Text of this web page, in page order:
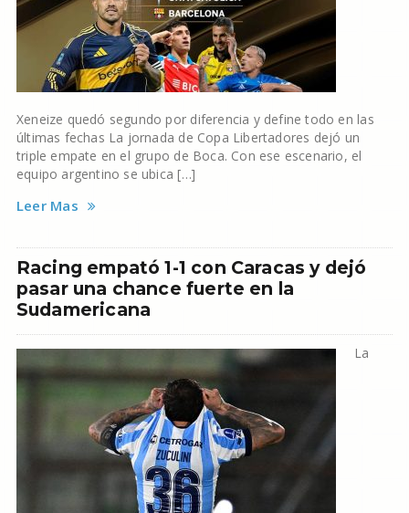
Xeneize quedó segundo por diferencia y define todo en las
últimas fechas La jornada de Copa Libertadores dejó un
triple empate en el grupo de Boca. Con ese escenario, el
equipo argentino se ubica […]
Leer Mas
Racing empató 1-1 con Caracas y dejó
pasar una chance fuerte en la
Sudamericana
La